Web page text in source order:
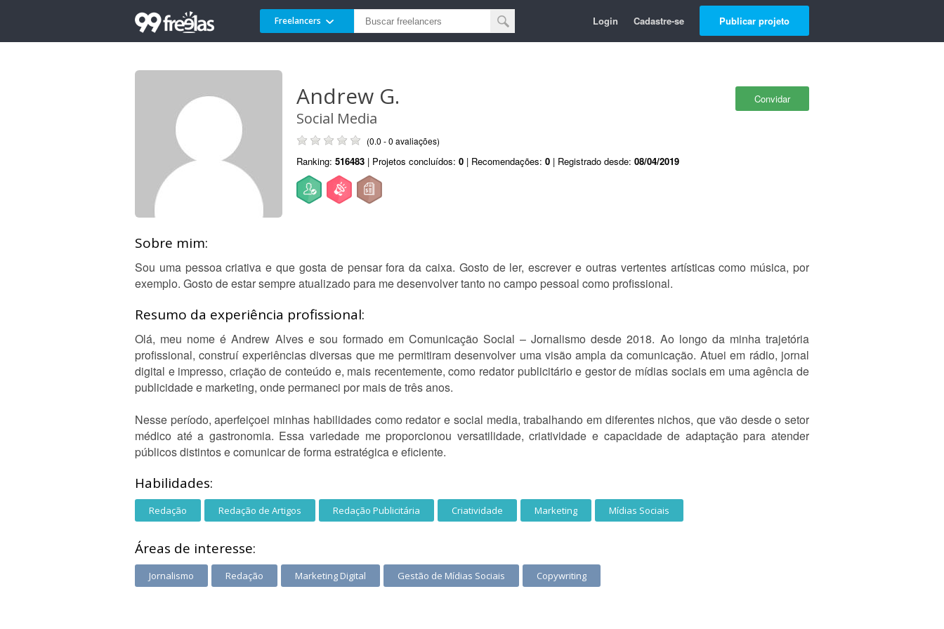
Freelancers Login Cadastre-se Publicar projeto
Convidar
Andrew G.
Social Media
(0.0 - 0 avaliações)
Ranking: 516483 | Projetos concluídos: 0 | Recomendações: 0 | Registrado desde: 08/04/2019
Sobre mim:
Sou uma pessoa criativa e que gosta de pensar fora da caixa. Gosto de ler, escrever e outras vertentes artísticas como música, por
exemplo. Gosto de estar sempre atualizado para me desenvolver tanto no campo pessoal como profissional.
Resumo da experiência profissional:
Olá, meu nome é Andrew Alves e sou formado em Comunicação Social – Jornalismo desde 2018. Ao longo da minha trajetória
profissional, construí experiências diversas que me permitiram desenvolver uma visão ampla da comunicação. Atuei em rádio, jornal
digital e impresso, criação de conteúdo e, mais recentemente, como redator publicitário e gestor de mídias sociais em uma agência de
publicidade e marketing, onde permaneci por mais de três anos.
Nesse período, aperfeiçoei minhas habilidades como redator e social media, trabalhando em diferentes nichos, que vão desde o setor
médico até a gastronomia. Essa variedade me proporcionou versatilidade, criatividade e capacidade de adaptação para atender
públicos distintos e comunicar de forma estratégica e eficiente.
Habilidades:
Redação Redação de Artigos Redação Publicitária Criatividade Marketing Mídias Sociais
Áreas de interesse:
Jornalismo Redação Marketing Digital Gestão de Mídias Sociais Copywriting